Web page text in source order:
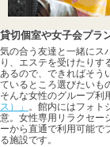
貸切個室や女子会プラ
気の合う友達と一緒にス
り、エステを受けたりす
あるので、できればそう
ているところ選びたいも
そんな女性のグループ利
ス）」 。館内にはフォト
意。女性専用リラクセー
ーから直通で利用可能で
る施設です。